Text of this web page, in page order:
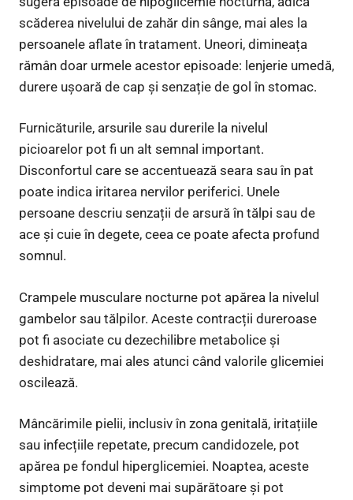
scăderea nivelului de zahăr din sânge, mai ales la
persoanele aflate în tratament. Uneori, dimineața
rămân doar urmele acestor episoade: lenjerie umedă,
durere ușoară de cap și senzație de gol în stomac.
Furnicăturile, arsurile sau durerile la nivelul
picioarelor pot fi un alt semnal important.
Disconfortul care se accentuează seara sau în pat
poate indica iritarea nervilor periferici. Unele
persoane descriu senzații de arsură în tălpi sau de
ace și cuie în degete, ceea ce poate afecta profund
somnul.
Crampele musculare nocturne pot apărea la nivelul
gambelor sau tălpilor. Aceste contracții dureroase
pot fi asociate cu dezechilibre metabolice și
deshidratare, mai ales atunci când valorile glicemiei
oscilează.
Mâncărimile pielii, inclusiv în zona genitală, iritațiile
sau infecțiile repetate, precum candidozele, pot
apărea pe fondul hiperglicemiei. Noaptea, aceste
simptome pot deveni mai supărătoare și pot